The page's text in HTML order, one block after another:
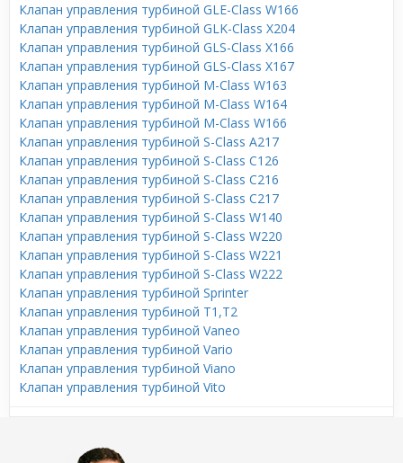
Клапан управления турбиной GLE-Class W166
Клапан управления турбиной GLK-Class X204
Клапан управления турбиной GLS-Class X166
Клапан управления турбиной GLS-Class X167
Клапан управления турбиной M-Class W163
Клапан управления турбиной M-Class W164
Клапан управления турбиной M-Class W166
Клапан управления турбиной S-Class A217
Клапан управления турбиной S-Class C126
Клапан управления турбиной S-Class C216
Клапан управления турбиной S-Class C217
Клапан управления турбиной S-Class W140
Клапан управления турбиной S-Class W220
Клапан управления турбиной S-Class W221
Клапан управления турбиной S-Class W222
Клапан управления турбиной Sprinter
Клапан управления турбиной T1,T2
Клапан управления турбиной Vaneo
Клапан управления турбиной Vario
Клапан управления турбиной Viano
Клапан управления турбиной Vito